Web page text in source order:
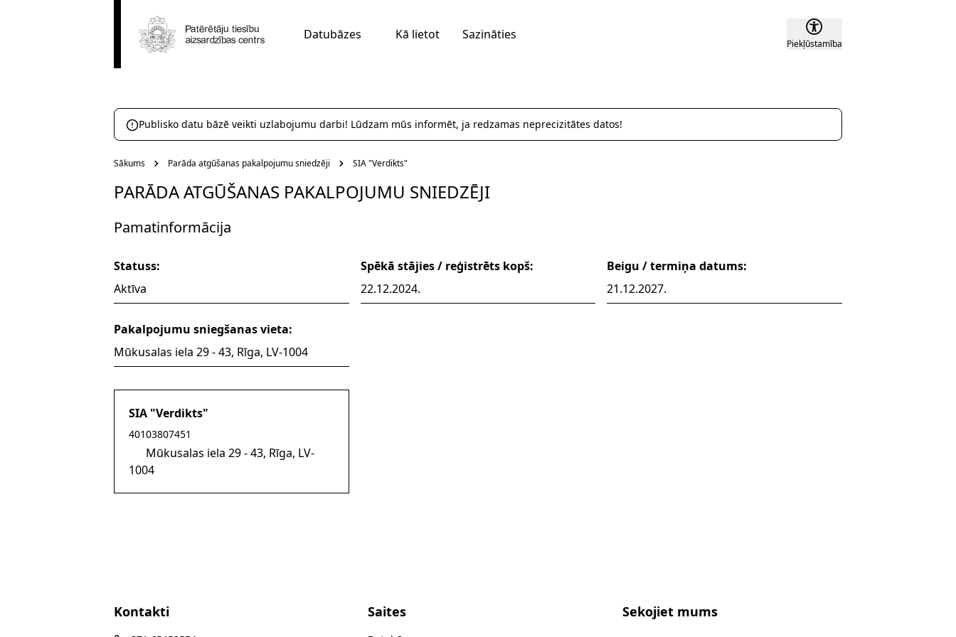
Datubāzes Kā lietot Sazināties
Piekļūstamība
Publisko datu bāzē veikti uzlabojumu darbi! Lūdzam mūs informēt, ja redzamas neprecizitātes datos!
Sākums Parāda atgūšanas pakalpojumu sniedzēji SIA "Verdikts"
PARĀDA ATGŪŠANAS PAKALPOJUMU SNIEDZĒJI
Pamatinformācija
Statuss:
Aktīva
Spēkā stājies / reģistrēts kopš:
22.12.2024.
Beigu / termiņa datums:
21.12.2027.
Pakalpojumu sniegšanas vieta:
Mūkusalas iela 29 - 43, Rīga, LV-1004
SIA "Verdikts"
40103807451
Mūkusalas iela 29 - 43, Rīga, LV-
1004
Kontakti Saites Sekojiet mums